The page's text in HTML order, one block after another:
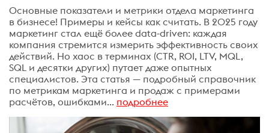
Основные показатели и метрики отдела маркетинга
в бизнесе! Примеры и кейсы как считать. В 2025 году
маркетинг стал ещё более data-driven: каждая
компания стремится измерить эффективность своих
действий. Но хаос в терминах (CTR, ROI, LTV, MQL,
SQL и десятки других) путает даже опытных
специалистов. Эта статья — подробный справочник
по метрикам маркетинга и продаж с примерами
расчётов, ошибками... подробнее